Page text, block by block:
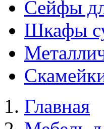
Сейфы
Шкафы
Главная